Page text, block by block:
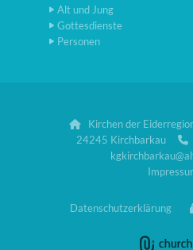
Alt und Jung
Gottesdienste
Personen

Kirchen der
24245 Kirchbarkau

Datenschutzerklärung